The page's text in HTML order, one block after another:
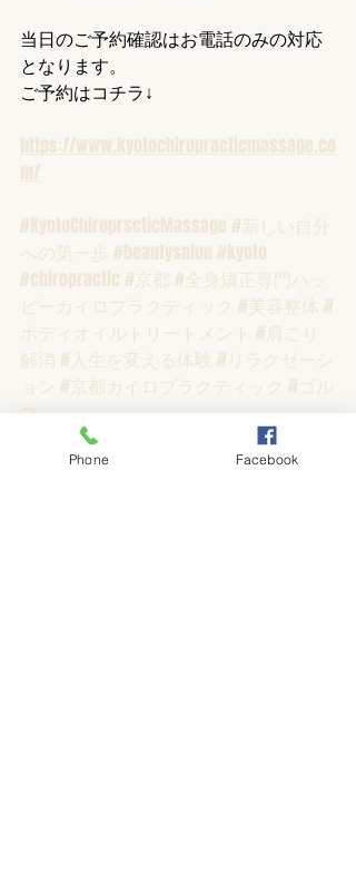
当日のご予約確認はお電話のみの対応
となります。
ご予約はコチラ↓
https://www.kyotochiropracticmassage.co
m/
#KyotoChiroprscticMassage #新しい自分
への第一歩 #beautysalon #kyoto
#chiropractic #京都 #全身矯正専門ハッ
ピーカイロプラクティック #美容整体 #
ボディオイルトリートメント #肩こり
解消 #人生を変える体験 #リラクゼーシ
ョン #京都カイロプラクティック #ゴル
フ
#大阪万博
#ボキボキ整体
#ストレスフリー
#首の痛み#頭痛#坐
Phone Facebook